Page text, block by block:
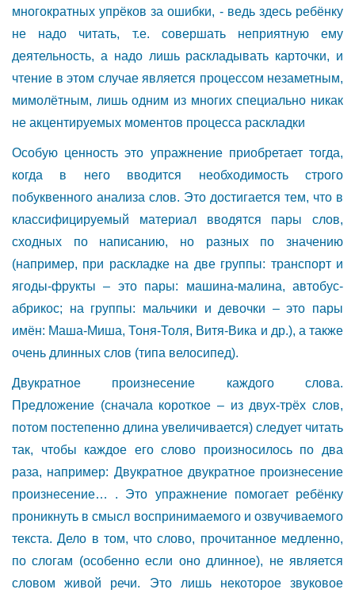
многократных упрёков за ошибки, - ведь здесь ребёнку
не надо читать, т.е. совершать неприятную ему
деятельность, а надо лишь раскладывать карточки, и
чтение в этом случае является процессом незаметным,
мимолётным, лишь одним из многих специально никак
не акцентируемых моментов процесса раскладки
Особую ценность это упражнение приобретает тогда,
когда в него вводится необходимость строго
побуквенного анализа слов. Это достигается тем, что в
классифицируемый материал вводятся пары слов,
сходных по написанию, но разных по значению
(например, при раскладке на две группы: транспорт и
ягоды-фрукты – это пары: машина-малина, автобус-
абрикос; на группы: мальчики и девочки – это пары
имён: Маша-Миша, Тоня-Толя, Витя-Вика и др.), а также
очень длинных слов (типа велосипед).
Двукратное произнесение каждого слова.
Предложение (сначала короткое – из двух-трёх слов,
потом постепенно длина увеличивается) следует читать
так, чтобы каждое его слово произносилось по два
раза, например: Двукратное двукратное произнесение
произнесение… . Это упражнение помогает ребёнку
проникнуть в смысл воспринимаемого и озвучиваемого
текста. Дело в том, что слово, прочитанное медленно,
по слогам (особенно если оно длинное), не является
словом живой речи. Это лишь некоторое звуковое